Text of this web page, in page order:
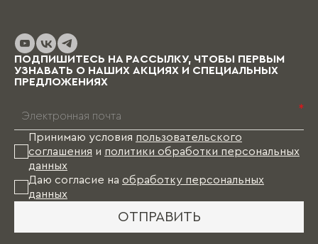
ПОДПИШИТЕСЬ НА РАССЫЛКУ, ЧТОБЫ ПЕРВЫМ
УЗНАВАТЬ О НАШИХ АКЦИЯХ И СПЕЦИАЛЬНЫХ
ПРЕДЛОЖЕНИЯХ
*
Принимаю условия пользовательского
соглашения и политики обработки персональных
данных
Даю согласие на обработку персональных
данных
ОТПРАВИТЬ